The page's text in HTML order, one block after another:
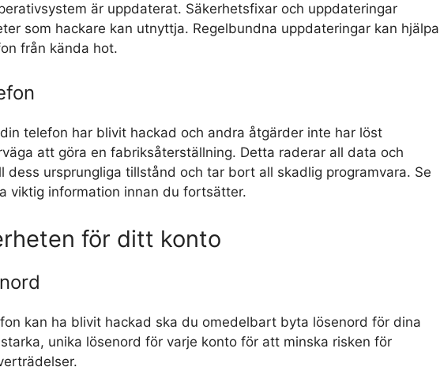
är uppdaterat. Säkerhetsfixar och uppdateringar
som hackare kan utnyttja. Regelbundna uppdateringar kan hjälpa
från kända hot.
telefon har blivit hackad och andra åtgärder inte har löst
att göra en fabriksåterställning. Detta raderar all data och
dess ursprungliga tillstånd och tar bort all skadlig programvara. Se
viktig information innan du fortsätter.
för ditt konto
kan ha blivit hackad ska du omedelbart byta lösenord för dina
unika lösenord för varje konto för att minska risken för